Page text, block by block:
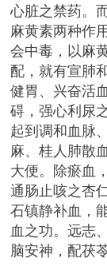
心脏之禁药。
麻黄素两种作
会中毒，以麻
配，就有宣肺
健胃、兴奋活
碍，强心利尿
起到调和血脉
麻、桂人肺散
大便。除瘀血
通肠止咳之杏
石镇静补血，
血之功。远志
脑安神，配茯